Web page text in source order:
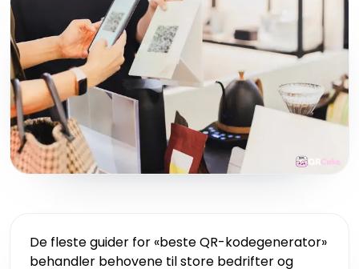
De fleste guider for «beste QR-kodegenerator»
behandler behovene til store bedrifter og